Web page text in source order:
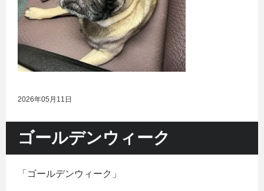
2026年05月11日
ゴールデンウィーク
「ゴールデンウィーク」